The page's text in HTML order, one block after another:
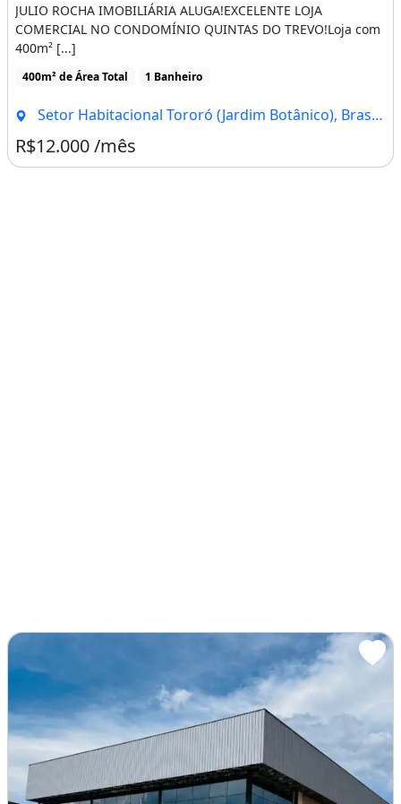
JULIO ROCHA IMOBILIÁRIA ALUGA!EXCELENTE LOJA
COMERCIAL NO CONDOMÍNIO QUINTAS DO TREVO!Loja com
400m² [...]
400m² de Área Total 1 Banheiro
Setor Habitacional Tororó (Jardim Botânico), Brasília - DF
R$12.000 /mês